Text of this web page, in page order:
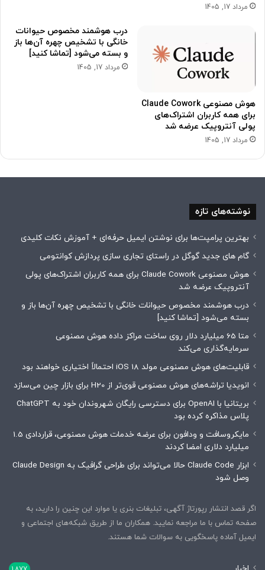
مرداد 17, 1405
هوش مصنوعی Claude Cowork
برای همه کاربران اشتراک‌های
پولی آنتروپیک عرضه شد
مرداد 17, 1405
درب هوشمند مخصوص حیوانات
خانگی با تشخیص چهره آن‌ها باز
و بسته می‌شود [تماشا کنید]
مرداد 17, 1405
نوشته‌های تازه
بهترین پرامپت‌ها برای نوشتن ایمیل حرفه‌ای + آموزش نکات کلیدی
گام های جدید گوگل در راستای تجاری سازی پردازش کوانتومی
هوش مصنوعی Claude Cowork برای همه کاربران اشتراک‌های پولی
آنتروپیک عرضه شد
درب هوشمند مخصوص حیوانات خانگی با تشخیص چهره آن‌ها باز و
بسته می‌شود [تماشا کنید]
متا 65 میلیارد دلار روی ساخت مراکز داده هوش مصنوعی
سرمایه‌گذاری می‌کند
قابلیت‌های هوش مصنوعی مولد iOS 18 احتمالاً اختیاری خواهند بود
انویدیا تراشه‌های هوش مصنوعی قوی‌تر از H20 برای بازار چین می‌سازد
بریتانیا با OpenAI برای دسترسی رایگان شهروندان خود به ChatGPT
پلاس مذاکره کرده بود
مایکروسافت و ودافون برای عرضه خدمات هوش مصنوعی، قراردادی 1.5
میلیارد دلاری امضا کردند
ابزار Claude Code حالا می‌تواند برای طراحی گرافیک به Claude Design
وصل شود
اگر قصد انتشار رپورتاژ آگهی، تبلیغات بنری یا موارد این چنین را دارید، به
صفحه تماس با ما مراجعه نمایید. همکاران ما از طریق شبکه‌های اجتماعی و
ایمیل آماده پاسخگویی به سوالات شما هستند.